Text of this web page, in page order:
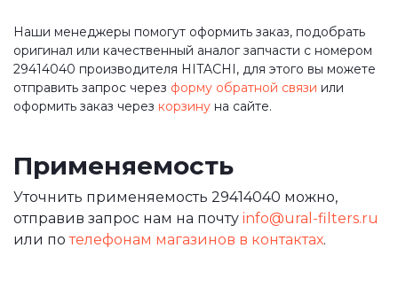
Наши менеджеры помогут оформить заказ, подобрать
оригинал или качественный аналог запчасти с номером
29414040 производителя HITACHI, для этого вы можете
отправить запрос через форму обратной связи или
оформить заказ через корзину на сайте.
Применяемость
Уточнить применяемость 29414040 можно,
отправив запрос нам на почту info@ural-filters.ru
или потелефонам магазинов в контактах.